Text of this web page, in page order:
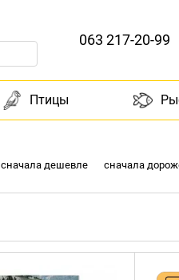
063 217-20-99
Птицы
сначала дешевле сначала